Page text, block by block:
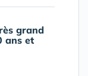
grand
ans et